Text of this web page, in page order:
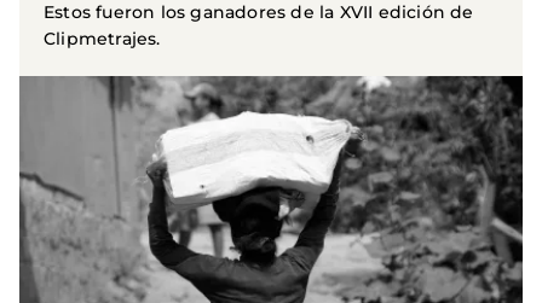
Estos fueron los ganadores de la XVII edición de
Clipmetrajes.